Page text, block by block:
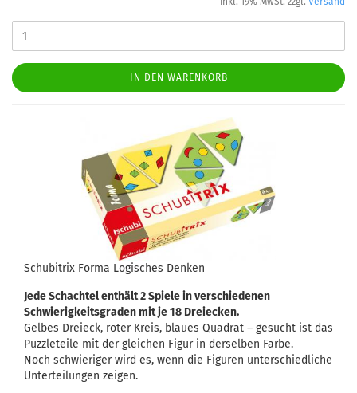
IN DEN WARENKORB
Schubitrix Forma Logisches Denken
Jede Schachtel enthält 2 Spiele in verschiedenen
Schwierigkeitsgraden mit je 18 Dreiecken.
Gelbes Dreieck, roter Kreis, blaues Quadrat – gesucht ist das
Puzzleteile mit der gleichen Figur in derselben Farbe.
Noch schwieriger wird es, wenn die Figuren unterschiedliche
Unterteilungen zeigen.